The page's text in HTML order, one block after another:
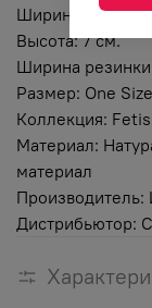
Ширина: 21 см.
Высота: 7 см.
Ширина
Размер: One Size
Коллекция:
Материал:
материал
Производитель:
Дистрибьютор: